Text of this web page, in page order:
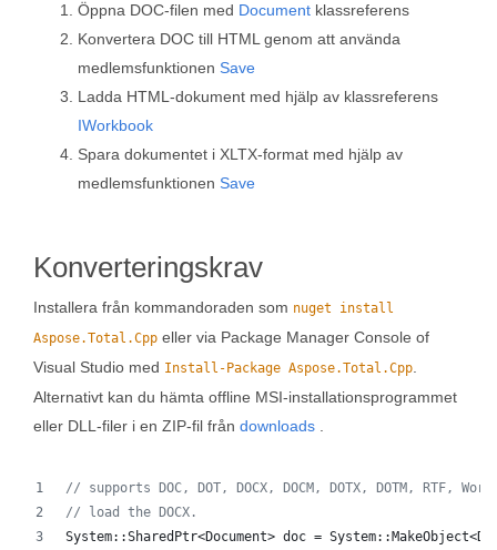
Öppna DOC-filen med Document klassreferens
Konvertera DOC till HTML genom att använda
medlemsfunktionen Save
Ladda HTML-dokument med hjälp av klassreferens
IWorkbook
Spara dokumentet i XLTX-format med hjälp av
medlemsfunktionen Save
Konverteringskrav
Installera från kommandoraden som nuget install
Aspose.Total.Cpp eller via Package Manager Console of
Visual Studio med Install-Package Aspose.Total.Cpp
Alternativt kan du hämta offline MSI-installationsprogrammet
eller DLL-filer i en ZIP-fil från downloads
// supports DOC, DOT, DOCX, DOCM, DOTX, DOTM, RTF,
// load the DOCX.
System::SharedPtr<Document> doc =